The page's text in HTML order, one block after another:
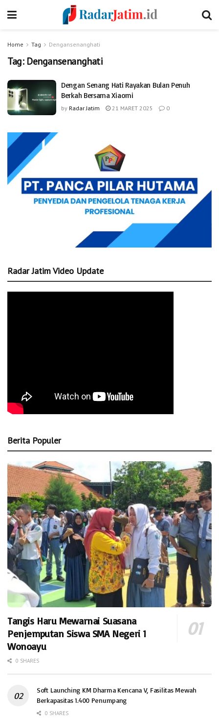
Home Tag Dengansenanghati
Tag: Dengansenanghati
Dengan Senang Hati Rayakan Bulan Penuh
Berkah Bersama Xiaomi
by Radar Jatim 21 MARET 2025 0
Radar Jatim Video Update
Berita Populer
Tangis Haru Mewarnai Suasana
Penjemputan Siswa SMA Negeri 1
Wonoayu
0 SHARES
Soft Launching KM Dharma Kencana V, Fasilitas Mewah
Berkapasitas 1.400 Penumpang
0 SHARES